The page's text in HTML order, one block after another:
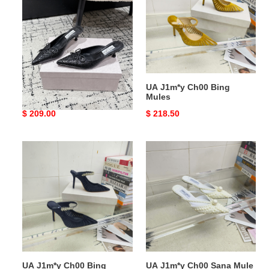
Mule
5cm
UA J1m*y Ch00 Scarlett
Mule 5cm
Original
$ 209.00
Bing
Mules
UA J1m*y Ch00 Bing
Mules
Original
$ 218.50
Mules
UA J1m*y Ch00 Bing
Ch00
Sana
Mule
5.5cm
UA J1m*y Ch00 Sana Mule